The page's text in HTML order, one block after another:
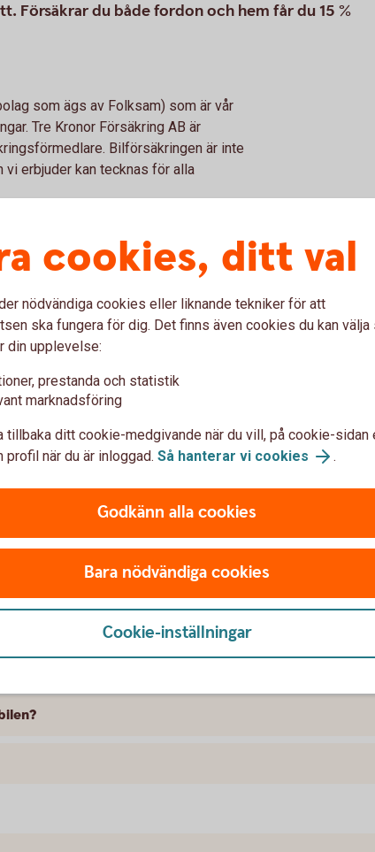
Försäkrar du både fordon och hem får du 15 %
som ägs av Folksam) som är vår
Tre Kronor Försäkring AB är
Bilförsäkringen är inte
erbjuder kan tecknas för alla
Peugeot
cookies, ditt val
nödvändiga cookies eller liknande tekniker för att
ska fungera för dig. Det finns även cookies du kan välja
din upplevelse:
prestanda och statistik
marknadsföring
tillbaka ditt cookie-medgivande när du vill, på cookie-sidan
profil när du är inloggad. Så hanterar vi cookies .
Godkänn alla cookies
Bara nödvändiga cookies
Cookie-inställningar